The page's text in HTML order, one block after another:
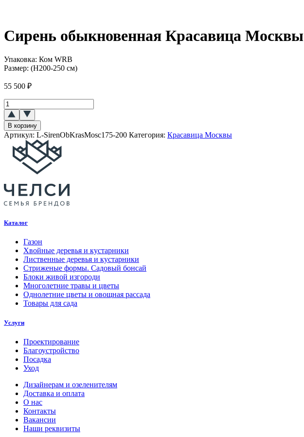
Сирень обыкновенная Красавица Москвы
Упаковка: Ком WRB
Размер: (Н200-250 см)
55 500 ₽
Количество
товара
Сирень
обыкновенная
Красавица
Москвы
В корзину
Артикул: L-SirenObKrasMosc175-200 Категория: Красавица Москвы
Каталог
Газон
Хвойные деревья и кустарники
Лиственные деревья и кустарники
Стриженые формы. Садовый бонсай
Блоки живой изгороди
Многолетние травы и цветы
Однолетние цветы и овощная рассада
Товары для сада
Услуги
Проектирование
Благоустройство
Посадка
Уход
Дизайнерам и озеленителям
Доставка и оплата
О нас
Контакты
Вакансии
Наши реквизиты